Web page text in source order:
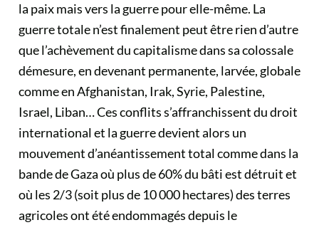
la paix mais vers la guerre pour elle-même. La
guerre totale n’est finalement peut être rien d’autre
que l’achèvement du capitalisme dans sa colossale
démesure, en devenant permanente, larvée, globale
comme en Afghanistan, Irak, Syrie, Palestine,
Israel, Liban… Ces conflits s’affranchissent du droit
international et la guerre devient alors un
mouvement d’anéantissement total comme dans la
bande de Gaza où plus de 60% du bâti est détruit et
où les 2/3 (soit plus de 10 000 hectares) des terres
agricoles ont été endommagés depuis le